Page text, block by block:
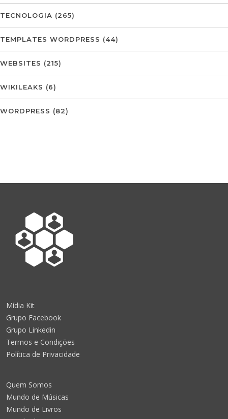
TECNOLOGIA (265)
TEMPLATES WORDPRESS (44)
WEBSITES (215)
WIKILEAKS (6)
WORDPRESS (82)
Mídia Kit
Grupo Facebook
Grupo Linkedin
Termos e Condições
Política de Privacidade
Quem Somos
Mundo de Músicas
Mundo de Livros